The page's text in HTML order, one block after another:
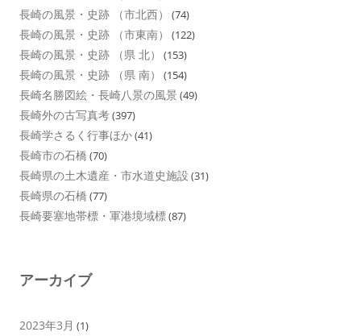
長崎の風景・史跡 （市北西） (74)
長崎の風景・史跡 （市東南） (122)
長崎の風景・史跡 （県 北） (153)
長崎の風景・史跡 （県 南） (154)
長崎名勝図絵・長崎八景の風景 (49)
長崎外の古写真考(397)
長崎学さるく行事ほか(41)
長崎市の石橋 (70)
長崎県の土木遺産・市水道史施設 (31)
長崎県の石橋 (77)
長崎要塞地帯標・軍港境域標(87)
アーカイブ
2023年3月 (1)